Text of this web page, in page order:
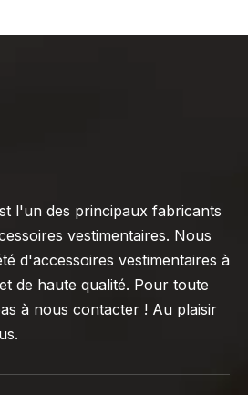
l'un des principaux fabricants
vestimentaires. Nous
d'accessoires vestimentaires à
de haute qualité. Pour toute
à nous contacter ! Au plaisir